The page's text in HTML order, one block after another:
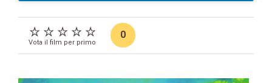
Vota il film per primo
0